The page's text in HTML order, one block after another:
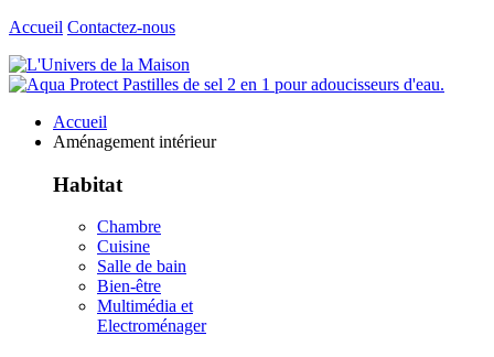
Accueil Contactez-nous
Accueil
Aménagement intérieur
Habitat
Chambre
Cuisine
Salle de bain
Bien-être
Multimédia et
Electroménager